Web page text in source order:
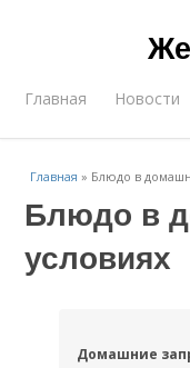
Главная Новости
Главная » Блюдо в
Блюдо в
условиях
Домашние